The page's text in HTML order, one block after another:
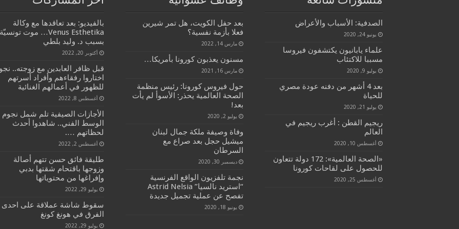
الصدفية: الأسباب والأعراض
يونيو 24, 2020
علماء يابانيون يكتشفون فيروسا
مسببا للاكتئاب
يوليو 9, 2020
بعد 4 أشهر من دفنه عودة مصري
للحياة
يوليو 21, 2020
ريجيم القطن : أغرب ريجيم في
العالم
أغسطس 10, 2020
«الصحة العالمية»: 172 دولة تتعاون
للحصول على لقاحات كورونا
أغسطس 25, 2020
بعد حفل الكويت، هل تمر شيرين
فعلا بأزمة نفسية؟
مارس 14, 2022
مسنون يعذبون كورونا بأمريكا…
مارس 16, 2021
حول فيروس كورونا: رئيس منظمة
الصحة العالمية يحذر: الأسوأ لم يأت
بعد!
يوليو 2, 2020
وفاة وصيفة ملكة جمال لبنان
ميشيل حجل بعد صراع مع
السرطان
ديسمبر 30, 2020
نجمة تلفزيون الواقع الفرنسية
“استريد نالسيا” Astrid Nelsia
تفصح عن عملية تجميل جديدة
يونيو 18, 2020
بالفيديو: بعد تعاقدها مع وكالة
Venus Esthetika… موت تونسيّة
بسبب د. وليد بلطي
أكتوبر 20, 2022
قبل ظافر العابدين مع زوجته..
اختاروا رفقاءهم وأفراد أسرتهم
للظهور في أعمالهم الغنائية
أغسطس 8, 2022
الأجازات الصيفية تلم شمل نجوم
الوسط الفني.. شاهدوا أحدث
لحظاتهم ….
أغسطس 2, 2022
طليقة فائق حسن تتهم أصالة
وزوجها باقتحام شقتها بدبي
وإفراغها من محتوياتها
يوليو 29, 2022
سقوط شاشة عملاقة على احدى
الفرق في هونغ كونغ
يوليو 29, 2022